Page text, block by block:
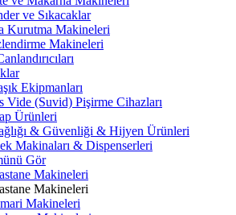
ve Sıkacaklar
Kurutma Makineleri
Makineleri
Ekipmanları
Vide (Suvid) Pişirme Cihazları
Ürünleri
& Güvenliği & Hijyen Ürünleri
Makinaları & Dispenserleri
Gör
Makineleri
Makineleri
Makineleri